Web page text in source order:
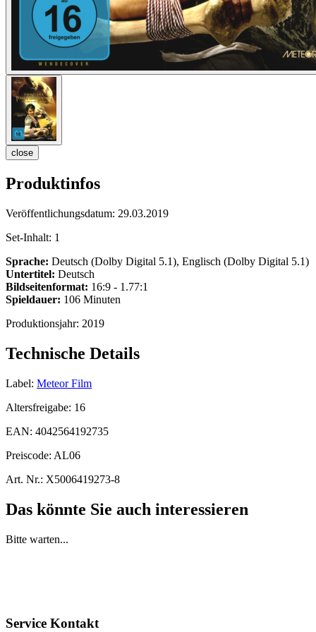
close
Produktinfos
Veröffentlichungsdatum: 29.03.2019
Set-Inhalt: 1
Sprache: Deutsch (Dolby Digital 5.1), Englisch (Dolby Digital 5.1)
Untertitel: Deutsch
Bildseitenformat: 16:9 - 1.77:1
Spieldauer: 106 Minuten
Produktionsjahr: 2019
Technische Details
Label: Meteor Film
Altersfreigabe: 16
EAN: 4042564192735
Preiscode: AL06
Art. Nr.: X5006419273-8
Das könnte Sie auch interessieren
Bitte warten...
Service Kontakt